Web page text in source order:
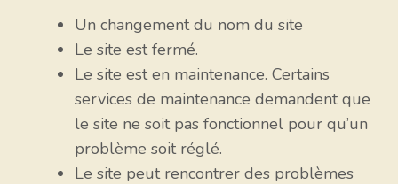
Un changement du nom du site
Le site est fermé.
Le site est en maintenance. Certains
services de maintenance demandent que
le site ne soit pas fonctionnel pour qu’un
problème soit réglé.
Le site peut rencontrer des problèmes